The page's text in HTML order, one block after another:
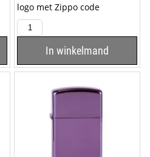
logo met Zippo code
60001264.
In winkelmand